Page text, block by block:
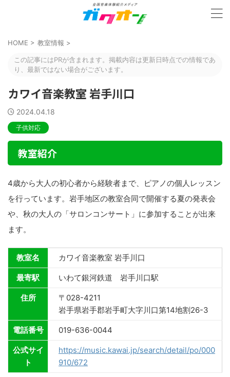
HOME > 教室情報 >
この記事にはPRが含まれます。掲載内容は更新日時点での情報であ
り、最新ではない場合がございます。
カワイ音楽教室 岩手川口
2024.04.18
子供対応
教室紹介
4歳から大人の初心者から経験者まで、ピアノの個人レッスン
を行っています。岩手地区の教室合同で開催する夏の発表会
や、秋の大人の「サロンコンサート」に参加することが出来
ます。
教室名 カワイ音楽教室 岩手川口
最寄駅 いわて銀河鉄道 岩手川口駅
住所
〒028-4211
岩手県岩手郡岩手町大字川口第14地割26-3
電話番号 019-636-0044
公式サイ
ト
https://music.kawai.jp/search/detail/po/000
910/672